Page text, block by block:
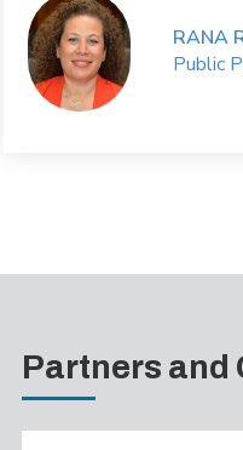
RANA
Public
Partners and